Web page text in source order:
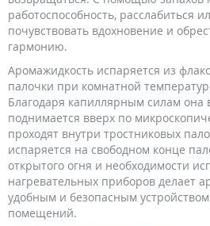
работоспособность, расслабиться
почувствовать вдохновение и
гармонию.
Аромажидкость испаряется из
палочки при комнатной
Благодаря капиллярным силам она
поднимается вверх по
проходят внутри тростниковых
испаряется на свободном конце
открытого огня и необходимости
нагревательных приборов делает
удобным и безопасным
помещений.